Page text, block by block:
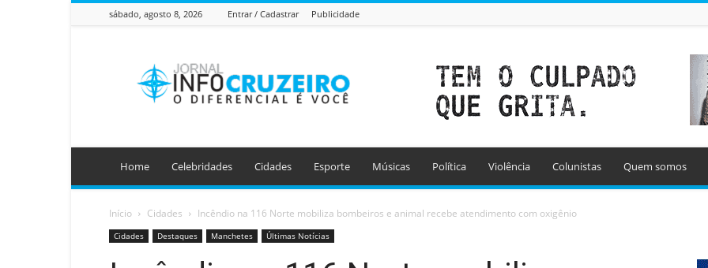
sábado, agosto 8, 2026 Entrar / Cadastrar Publicidade
Info
Cruzeiro
Home Celebridades Cidades Esporte Músicas Política Violência Colunistas Quem somos
Início Cidades Incêndio na 116 Norte mobiliza bombeiros e animal recebe atendimento com oxigênio
Cidades Destaques Manchetes Últimas Notícias